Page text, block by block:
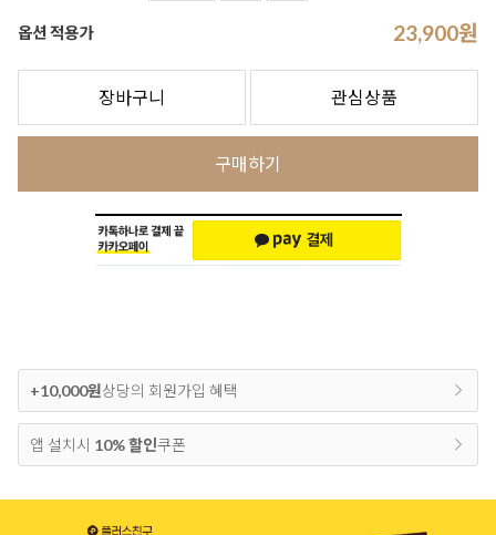
옵션 적용가 23,900원
장바구니 관심상품
구매하기
+10,000원상당의 회원가입 혜택
앱 설치시 10% 할인쿠폰